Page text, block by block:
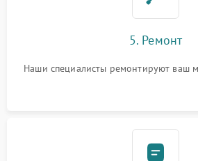
5. Ремонт
Наши специалисты ремонтируют ваш